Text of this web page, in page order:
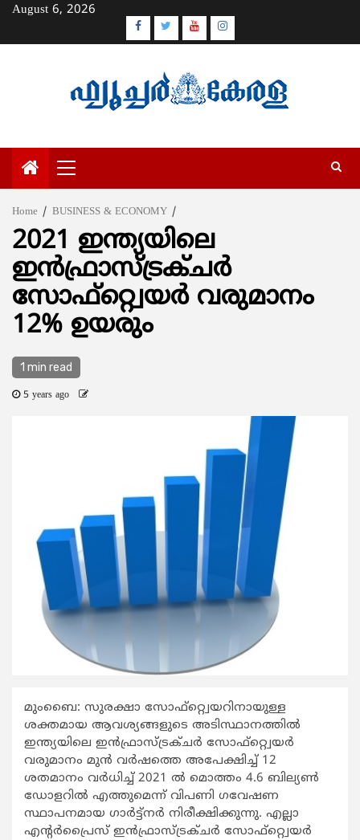
Skip
content
August 6, 2026
Facebook
TwitterYoutubeInstagram
Primary
Menu
Home BUSINESS & ECONOMY
2021 ഇന്ത്യയിലെ
ഇന്‍ഫ്രാസ്ട്രക്ചര്‍
സോഫ്റ്റ്വെയര്‍ വരുമാനം
12% ഉയരും
1 min read
5 years ago
മുംബൈ: സുരക്ഷാ സോഫ്റ്റ്വെയറിനായുള്ള
ശക്തമായ ആവശ്യങ്ങളുടെ അടിസ്ഥാനത്തില്‍
ഇന്ത്യയിലെ ഇന്‍ഫ്രാസ്ട്രക്ചര്‍ സോഫ്റ്റ്വെയര്‍
വരുമാനം മുന്‍ വര്‍ഷത്തെ അപേക്ഷിച്ച് 12
ശതമാനം വര്‍ധിച്ച് 2021 ല്‍ മൊത്തം 4.6 ബില്യണ്‍
ഡോളറില്‍ എത്തുമെന്ന് വിപണി ഗവേഷണ
സ്ഥാപനമായ ഗാര്‍ട്ട്നര്‍ നിരീക്ഷിക്കുന്നു. എല്ലാ
എന്‍റര്‍പ്രൈസ് ഇന്‍ഫ്രാസ്ട്രക്ചര്‍ സോഫ്റ്റ്വെയര്‍